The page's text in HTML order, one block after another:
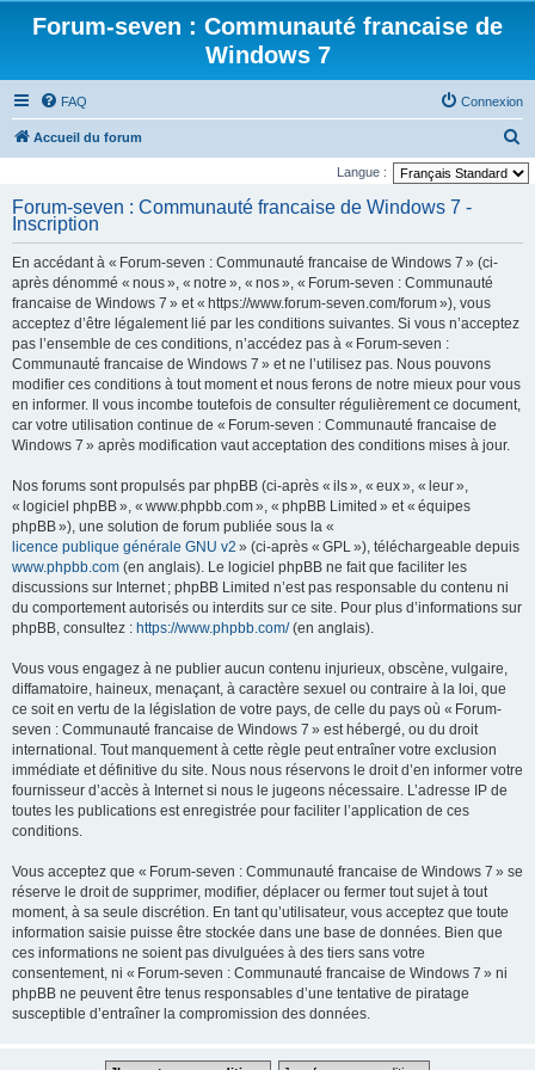
Forum-seven : Communauté francaise de
Windows 7
FAQ Connexion
Accueil du forum
e
Langue :
Forum-seven : Communauté francaise de Windows 7 -
Inscription
En accédant à « Forum-seven : Communauté francaise de Windows 7 » (ci-
après dénommé « nous », « notre », « nos », « Forum-seven : Communauté
francaise de Windows 7 » et « https://www.forum-seven.com/forum »), vous
acceptez d’être légalement lié par les conditions suivantes. Si vous n’acceptez
pas l’ensemble de ces conditions, n’accédez pas à « Forum-seven :
Communauté francaise de Windows 7 » et ne l’utilisez pas. Nous pouvons
modifier ces conditions à tout moment et nous ferons de notre mieux pour vous
en informer. Il vous incombe toutefois de consulter régulièrement ce document,
car votre utilisation continue de « Forum-seven : Communauté francaise de
Windows 7 » après modification vaut acceptation des conditions mises à jour.
Nos forums sont propulsés par phpBB (ci-après « ils », « eux », « leur »,
« logiciel phpBB », « www.phpbb.com », « phpBB Limited » et « équipes
phpBB »), une solution de forum publiée sous la «
licence publique générale GNU v2 » (ci-après « GPL »), téléchargeable depuis
www.phpbb.com (en anglais). Le logiciel phpBB ne fait que faciliter les
discussions sur Internet ; phpBB Limited n’est pas responsable du contenu ni
du comportement autorisés ou interdits sur ce site. Pour plus d’informations sur
phpBB, consultez : https://www.phpbb.com/(en anglais).
Vous vous engagez à ne publier aucun contenu injurieux, obscène, vulgaire,
diffamatoire, haineux, menaçant, à caractère sexuel ou contraire à la loi, que
ce soit en vertu de la législation de votre pays, de celle du pays où « Forum-
seven : Communauté francaise de Windows 7 » est hébergé, ou du droit
international. Tout manquement à cette règle peut entraîner votre exclusion
immédiate et définitive du site. Nous nous réservons le droit d’en informer votre
fournisseur d’accès à Internet si nous le jugeons nécessaire. L’adresse IP de
toutes les publications est enregistrée pour faciliter l’application de ces
conditions.
Vous acceptez que « Forum-seven : Communauté francaise de Windows 7 » se
réserve le droit de supprimer, modifier, déplacer ou fermer tout sujet à tout
moment, à sa seule discrétion. En tant qu’utilisateur, vous acceptez que toute
information saisie puisse être stockée dans une base de données. Bien que
ces informations ne soient pas divulguées à des tiers sans votre
consentement, ni « Forum-seven : Communauté francaise de Windows 7 » ni
phpBB ne peuvent être tenus responsables d’une tentative de piratage
susceptible d’entraîner la compromission des données.